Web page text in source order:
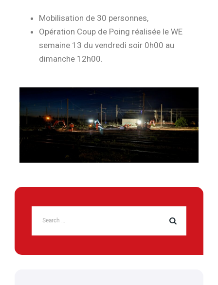
Mobilisation de 30 personnes,
Opération Coup de Poing réalisée le WE
semaine 13 du vendredi soir 0h00 au
dimanche 12h00.